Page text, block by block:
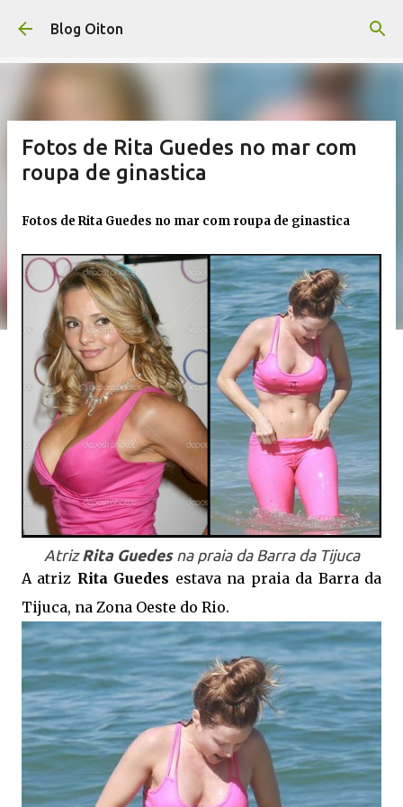
Pular para o conteúdo principal
Blog Oiton
Fotos de Rita Guedes no mar com
roupa de ginastica
Fotos de Rita Guedes no mar com roupa de ginastica
AtrizRita Guedesna praia da Barra da Tijuca
A atriz Rita Guedes estava na praia da Barra da
Tijuca, na Zona Oeste do Rio.